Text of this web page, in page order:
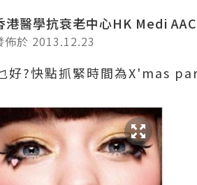
港醫學抗衰老中心HK Medi AAC
佈於 2013.12.23
好?快點抓緊時間為X'mas